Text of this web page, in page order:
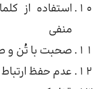
استفاده از
منفی
صحبت با تُن و
عدم حفظ